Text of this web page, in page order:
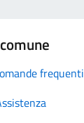
frequenti